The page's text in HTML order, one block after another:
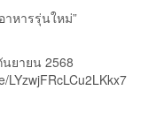
หารรุ่นใหม่”
ยายน 2568
LYzwjFRcLCu2LKkx7